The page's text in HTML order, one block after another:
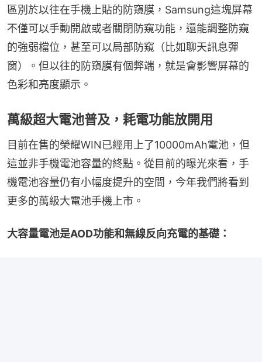
區別於以往在手機上貼的防窺膜，Samsung這塊屏幕
不僅可以手動開啟或者關閉防窺功能，還能調整防窺
的強弱檔位，甚至可以局部防窺（比如聊天訊息彈
窗）。但以往的防窺膜有個弊端，就是會影響屏幕的
色彩和亮度顯示。
萬級超大電池普及，耗電功能放開用
目前在售的榮耀WIN已經用上了10000mAh電池，但
這並非手機電池容量的終點。從目前的曝光來看，手
機電池容量仍有小幅度提升的空間，今年我們將看到
更多的萬級大電池手機上市。
大容量電池是AOD功能和無線反向充電的基礎：